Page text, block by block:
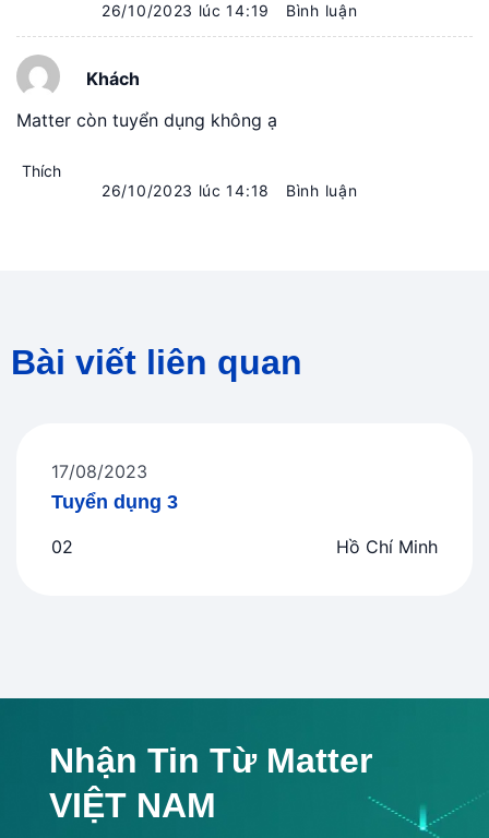
26/10/2023 lúc 14:19 Bình luận
Khách
Matter còn tuyển dụng không ạ
26/10/2023 lúc 14:18 Bình luận
Bài viết liên quan
Tuyển dụng 3
17/08/2023
02 Hồ Chí Minh
Nhận Tin Từ Matter
VIỆT NAM